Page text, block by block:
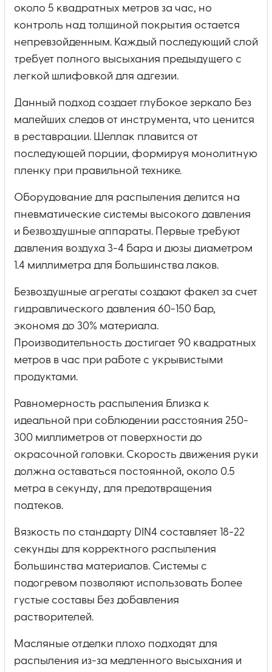
около 5 квадратных метров за час, но
контроль над толщиной покрытия остается
непревзойденным. Каждый последующий слой
требует полного высыхания предыдущего с
легкой шлифовкой для адгезии.
Данный подход создает глубокое зеркало без
малейших следов от инструмента, что ценится
в реставрации. Шеллак плавится от
последующей порции, формируя монолитную
пленку при правильной технике.
Оборудование для распыления делится на
пневматические системы высокого давления
и безвоздушные аппараты. Первые требуют
давления воздуха 3-4 бара и дюзы диаметром
1.4 миллиметра для большинства лаков.
Безвоздушные агрегаты создают факел за счет
гидравлического давления 60-150 бар,
экономя до 30% материала.
Производительность достигает 90 квадратных
метров в час при работе с укрывистыми
продуктами.
Равномерность распыления близка к
идеальной при соблюдении расстояния 250-
300 миллиметров от поверхности до
окрасочной головки. Скорость движения руки
должна оставаться постоянной, около 0.5
метра в секунду, для предотвращения
подтеков.
Вязкость по стандарту DIN4 составляет 18-22
секунды для корректного распыления
большинства материалов. Системы с
подогревом позволяют использовать более
густые составы без добавления
растворителей.
Масляные отделки плохо подходят для
распыления из-за медленного высыхания и